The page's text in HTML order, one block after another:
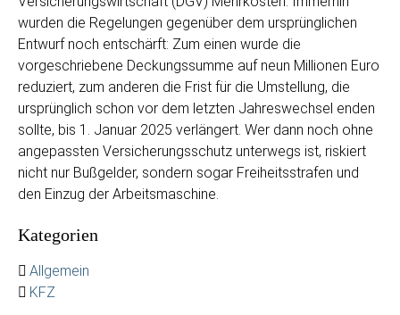
wurden die Regelungen gegenüber dem ursprünglichen
Entwurf noch entschärft: Zum einen wurde die
vorgeschriebene Deckungssumme auf neun Millionen Euro
reduziert, zum anderen die Frist für die Umstellung, die
ursprünglich schon vor dem letzten Jahreswechsel enden
sollte, bis 1. Januar 2025 verlängert. Wer dann noch ohne
angepassten Versicherungsschutz unterwegs ist, riskiert
nicht nur Bußgelder, sondern sogar Freiheitsstrafen und
den Einzug der Arbeitsmaschine.
Kategorien
Allgemein
KFZ